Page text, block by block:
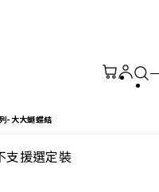
-大大蝴蝶結
支援選定裝